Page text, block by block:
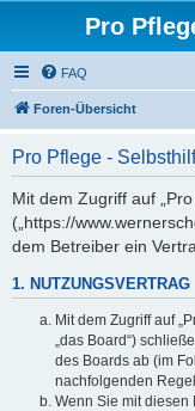
Pro
FAQ
Foren-Übersicht
Pro Pflege -
Mit dem Zugriff auf
(„https://
dem Betreiber ein
1. NUTZUNGSVERTRAG
Mit dem Zugriff auf
„das Board“)
des Boards ab (im
nachfolgenden
Wenn Sie mit diesen